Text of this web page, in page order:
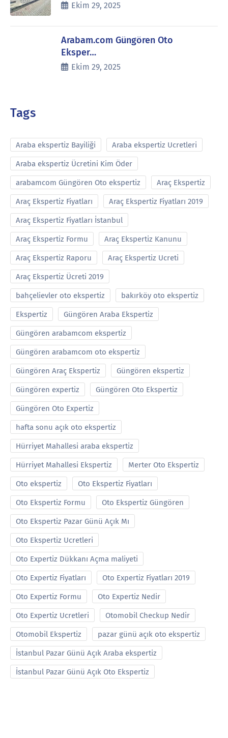
Ekim 29, 2025
Arabam.com Güngören Oto
Eksper…
Ekim 29, 2025
Tags
Araba ekspertiz Bayiliği Araba ekspertiz Ucretleri
Araba ekspertiz Ücretini Kim Öder
arabamcom Güngören Oto ekspertiz Araç Ekspertiz
Araç Ekspertiz Fiyatları Araç Ekspertiz Fiyatları 2019
Araç Ekspertiz Fiyatları İstanbul
Araç Ekspertiz Formu Araç Ekspertiz Kanunu
Araç Ekspertiz Raporu Araç Ekspertiz Ucreti
Araç Ekspertiz Ücreti 2019
bahçelievler oto ekspertiz bakırköy oto ekspertiz
Ekspertiz Güngören Araba Ekspertiz
Güngören arabamcom ekspertiz
Güngören arabamcom oto ekspertiz
Güngören Araç Ekspertiz Güngören ekspertiz
Güngören expertiz Güngören Oto Ekspertiz
Güngören Oto Expertiz
hafta sonu açık oto ekspertiz
Hürriyet Mahallesi araba ekspertiz
Hürriyet Mahallesi Ekspertiz Merter Oto Ekspertiz
Oto ekspertiz Oto Ekspertiz Fiyatları
Oto Ekspertiz Formu Oto Ekspertiz Güngören
Oto Ekspertiz Pazar Günü Açık Mı
Oto Ekspertiz Ucretleri
Oto Expertiz Dükkanı Açma maliyeti
Oto Expertiz Fiyatları Oto Expertiz Fiyatları 2019
Oto Expertiz Formu Oto Expertiz Nedir
Oto Expertiz Ucretleri Otomobil Checkup Nedir
Otomobil Ekspertiz pazar günü açık oto ekspertiz
İstanbul Pazar Günü Açık Araba ekspertiz
İstanbul Pazar Günü Açık Oto Ekspertiz